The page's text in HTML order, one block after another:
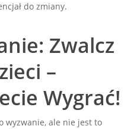
do zmiany.
Zwalcz
–
Wygrać!
wyzwanie, ale nie jest to